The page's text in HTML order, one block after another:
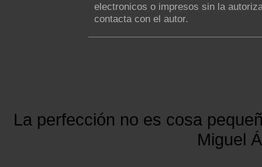
electronicos o impresos sin la
contacta con el autor.
La perfección no es cosa
Miguel